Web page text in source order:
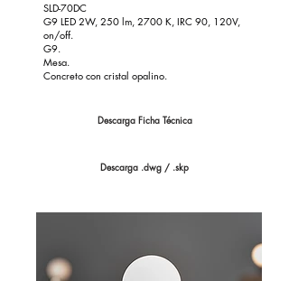
SLD-70DC
G9 LED 2W, 250 lm, 2700 K, IRC 90, 120V,
on/off.
G9.
Mesa.
Concreto con cristal opalino.
Descarga Ficha Técnica
Descarga .dwg / .skp